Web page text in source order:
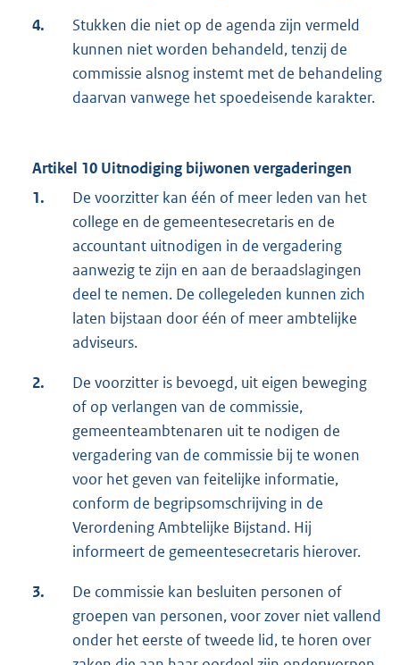
4.
Stukken die niet op de agenda zijn vermeld
kunnen niet worden behandeld, tenzij de
commissie alsnog instemt met de behandeling
daarvan vanwege het spoedeisende karakter.
Artikel 10 Uitnodiging bijwonen vergaderingen
1.
De voorzitter kan één of meer leden van het
college en de gemeentesecretaris en de
accountant uitnodigen in de vergadering
aanwezig te zijn en aan de beraadslagingen
deel te nemen. De collegeleden kunnen zich
laten bijstaan door één of meer ambtelijke
adviseurs.
2.
De voorzitter is bevoegd, uit eigen beweging
of op verlangen van de commissie,
gemeenteambtenaren uit te nodigen de
vergadering van de commissie bij te wonen
voor het geven van feitelijke informatie,
conform de begripsomschrijving in de
Verordening Ambtelijke Bijstand. Hij
informeert de gemeentesecretaris hierover.
3.
De commissie kan besluiten personen of
groepen van personen, voor zover niet vallend
onder het eerste of tweede lid, te horen over